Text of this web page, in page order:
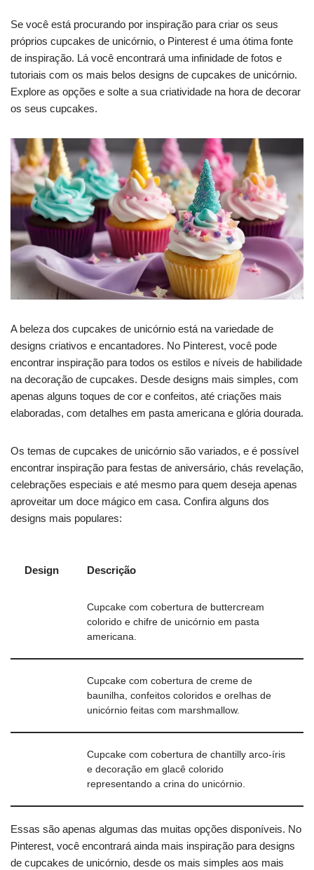
Se você está procurando por inspiração para criar os seus
próprios cupcakes de unicórnio, o Pinterest é uma ótima fonte
de inspiração. Lá você encontrará uma infinidade de fotos e
tutoriais com os mais belos designs de cupcakes de unicórnio.
Explore as opções e solte a sua criatividade na hora de decorar
os seus cupcakes.
A beleza dos cupcakes de unicórnio está na variedade de
designs criativos e encantadores. No Pinterest, você pode
encontrar inspiração para todos os estilos e níveis de habilidade
na decoração de cupcakes. Desde designs mais simples, com
apenas alguns toques de cor e confeitos, até criações mais
elaboradas, com detalhes em pasta americana e glória dourada.
Os temas de cupcakes de unicórnio são variados, e é possível
encontrar inspiração para festas de aniversário, chás revelação,
celebrações especiais e até mesmo para quem deseja apenas
aproveitar um doce mágico em casa. Confira alguns dos
designs mais populares:
Design Descrição
Cupcake com cobertura de buttercream
colorido e chifre de unicórnio em pasta
americana.
Cupcake com cobertura de creme de
baunilha, confeitos coloridos e orelhas de
unicórnio feitas com marshmallow.
Cupcake com cobertura de chantilly arco-íris
e decoração em glacê colorido
representando a crina do unicórnio.
Essas são apenas algumas das muitas opções disponíveis. No
Pinterest, você encontrará ainda mais inspiração para designs
de cupcakes de unicórnio, desde os mais simples aos mais